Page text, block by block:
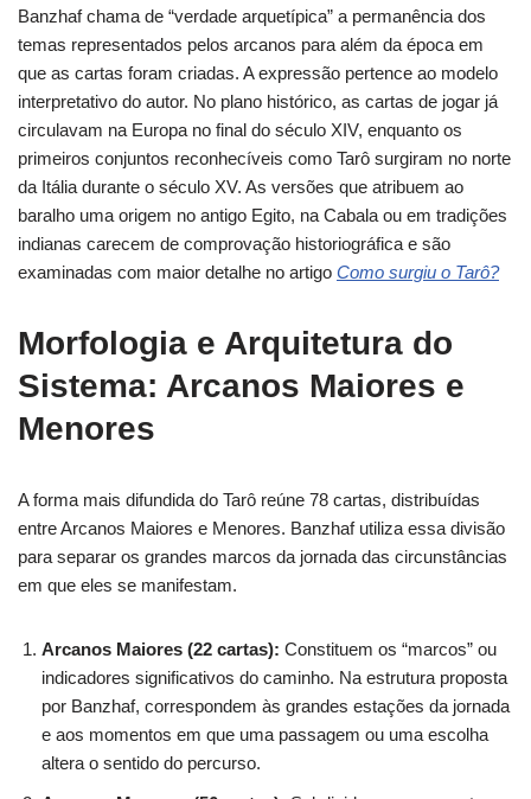
Banzhaf chama de “verdade arquetípica” a permanência dos
temas representados pelos arcanos para além da época em
que as cartas foram criadas. A expressão pertence ao modelo
interpretativo do autor. No plano histórico, as cartas de jogar já
circulavam na Europa no final do século XIV, enquanto os
primeiros conjuntos reconhecíveis como Tarô surgiram no norte
da Itália durante o século XV. As versões que atribuem ao
baralho uma origem no antigo Egito, na Cabala ou em tradições
indianas carecem de comprovação historiográfica e são
examinadas com maior detalhe no artigo Como surgiu o Tarô?
Morfologia e Arquitetura do
Sistema: Arcanos Maiores e
Menores
A forma mais difundida do Tarô reúne 78 cartas, distribuídas
entre Arcanos Maiores e Menores. Banzhaf utiliza essa divisão
para separar os grandes marcos da jornada das circunstâncias
em que eles se manifestam.
Arcanos Maiores (22 cartas): Constituem os “marcos” ou
indicadores significativos do caminho. Na estrutura proposta
por Banzhaf, correspondem às grandes estações da jornada
e aos momentos em que uma passagem ou uma escolha
altera o sentido do percurso.